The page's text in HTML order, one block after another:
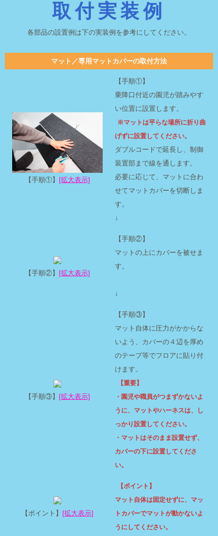
取付実装例
各部品の設置例は下の実装例を参考にしてください。
マット／専用マットカバーの取付方法
【手順①】 [拡大表示]
【手順①】
乗降口付近の園児が踏みやす
い位置に設置します。
※マットは平らな場所に折り曲
げずに設置してください。
ダブルコードで延長し、制御
装置部まで線を通します。
必要に応じて、マットに合わ
せてマットカバーを切断しま
す。
↓
【手順②】 [拡大表示]
【手順②】
マットの上にカバーを被せま
す。
↓
【手順③】 [拡大表示]
【手順③】
マット自体に圧力がかからな
いよう、カバーの４辺を厚め
のテープ等でフロアに貼り付
けます。
【重要】
・園児や職員がつまずかないよ
うに、マットやハーネスは、し
っかり設置してください。
・マットはそのまま設置せず、
カバーの下に設置してくださ
い。
【ポイント】 [拡大表示]
【ポイント】
マット自体は固定せずに、マッ
トカバーでマットが動かないよ
うにしてください。